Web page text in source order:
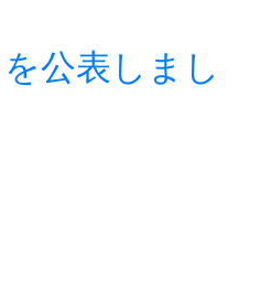
公表しまし